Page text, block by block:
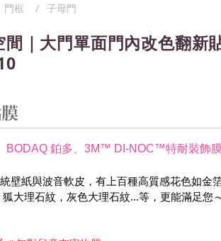
｜大門單面門內改色翻新
BODAQ 鉑多 3M™ DI-NOC™特耐裝飾膜
壁紙與波音軟皮，有上百種高質感花色如金箔
大理石紋，灰色大理石紋...等，更能滿足您～
門框 子母門